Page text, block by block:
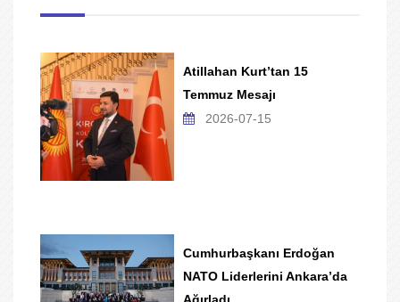
Atillahan Kurt’tan 15
Temmuz Mesajı
2026-07-15
Cumhurbaşkanı Erdoğan
NATO Liderlerini Ankara’da